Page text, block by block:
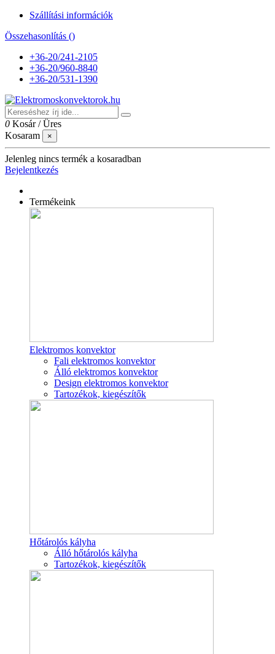
Szállítási információk
Összehasonlítás ()
+36-20/241-2105
+36-20/960-8840
+36-20/531-1390
0 Kosár /Üres
Kosaram
×
Jelenleg nincs termék a kosaradban
Bejelentkezés
Termékeink
Elektromos konvektor
Fali elektromos konvektor
Álló elektromos konvektor
Design elektromos konvektor
Tartozékok, kiegészítők
Hőtárolós kályha
Álló hőtárolós kályha
Tartozékok, kiegészítők